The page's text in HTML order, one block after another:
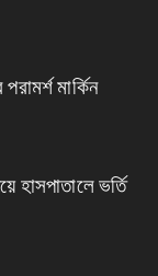
তৃণমূল
হাতে চেক
মার্কিন
হাসপাতালে ভর্তি